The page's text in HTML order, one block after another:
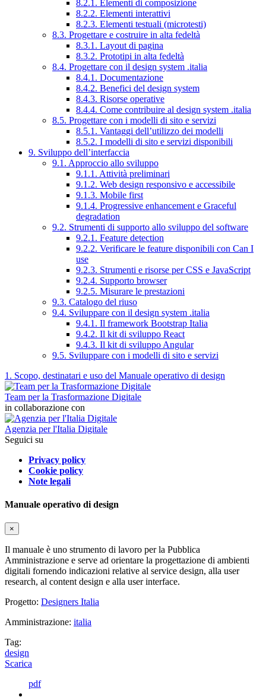
8.2.1. Elementi di composizione
8.2.2. Elementi interattivi
8.2.3. Elementi testuali (microtesti)
8.3. Progettare e costruire in alta fedeltà
8.3.1. Layout di pagina
8.3.2. Prototipi in alta fedeltà
8.4. Progettare con il design system .italia
8.4.1. Documentazione
8.4.2. Benefici del design system
8.4.3. Risorse operative
8.4.4. Come contribuire al design system .italia
8.5. Progettare con i modelli di sito e servizi
8.5.1. Vantaggi dell’utilizzo dei modelli
8.5.2. I modelli di sito e servizi disponibili
9. Sviluppo dell’interfaccia
9.1. Approccio allo sviluppo
9.1.1. Attività preliminari
9.1.2. Web design responsivo e accessibile
9.1.3. Mobile first
9.1.4. Progressive enhancement e Graceful
degradation
9.2. Strumenti di supporto allo sviluppo del software
9.2.1. Feature detection
9.2.2. Verificare le feature disponibili con Can I
use
9.2.3. Strumenti e risorse per CSS e JavaScript
9.2.4. Supporto browser
9.2.5. Misurare le prestazioni
9.3. Catalogo del riuso
9.4. Sviluppare con il design system .italia
9.4.1. Il framework Bootstrap Italia
9.4.2. Il kit di sviluppo React
9.4.3. Il kit di sviluppo Angular
9.5. Sviluppare con i modelli di sito e servizi
1. Scopo, destinatari e uso del Manuale operativo di design
Team per la Trasformazione Digitale
in collaborazione con
Agenzia per l'Italia Digitale
Seguici su
Privacy policy
Cookie policy
Note legali
Manuale operativo di design
×
Il manuale è uno strumento di lavoro per la Pubblica
Amministrazione e serve ad orientare la progettazione di ambienti
digitali fornendo indicazioni relative al service design, alla user
research, al content design e alla user interface.
Progetto: Designers Italia
Amministrazione: italia
Tag:
design
Scarica
pdf